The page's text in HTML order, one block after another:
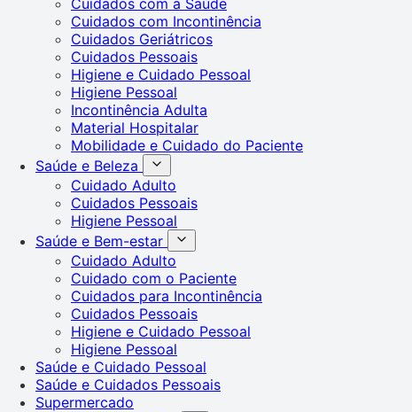
Cuidados com Incontinência
Cuidados Geriátricos
Cuidados Pessoais
Higiene e Cuidado Pessoal
Higiene Pessoal
Incontinência Adulta
Material Hospitalar
Mobilidade e Cuidado do Paciente
Saúde e Beleza
Cuidado Adulto
Cuidados Pessoais
Higiene Pessoal
Saúde e Bem-estar
Cuidado Adulto
Cuidado com o Paciente
Cuidados para Incontinência
Cuidados Pessoais
Higiene e Cuidado Pessoal
Higiene Pessoal
Saúde e Cuidado Pessoal
Saúde e Cuidados Pessoais
Supermercado